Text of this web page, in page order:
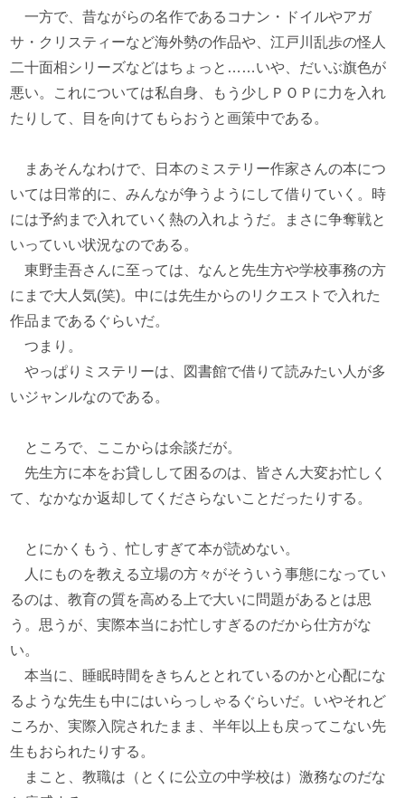
一方で、昔ながらの名作であるコナン・ドイルやアガ
サ・クリスティーなど海外勢の作品や、江戸川乱歩の怪人
二十面相シリーズなどはちょっと……いや、だいぶ旗色が
悪い。これについては私自身、もう少しＰＯＰに力を入れ
たりして、目を向けてもらおうと画策中である。
まあそんなわけで、日本のミステリー作家さんの本につ
いては日常的に、みんなが争うようにして借りていく。時
には予約まで入れていく熱の入れようだ。まさに争奪戦と
いっていい状況なのである。
東野圭吾さんに至っては、なんと先生方や学校事務の方
にまで大人気(笑)。中には先生からのリクエストで入れた
作品まであるぐらいだ。
つまり。
やっぱりミステリーは、図書館で借りて読みたい人が多
いジャンルなのである。
ところで、ここからは余談だが。
先生方に本をお貸しして困るのは、皆さん大変お忙しく
て、なかなか返却してくださらないことだったりする。
とにかくもう、忙しすぎて本が読めない。
人にものを教える立場の方々がそういう事態になってい
るのは、教育の質を高める上で大いに問題があるとは思
う。思うが、実際本当にお忙しすぎるのだから仕方がな
い。
本当に、睡眠時間をきちんととれているのかと心配にな
るような先生も中にはいらっしゃるぐらいだ。いやそれど
ころか、実際入院されたまま、半年以上も戻ってこない先
生もおられたりする。
まこと、教職は（とくに公立の中学校は）激務なのだな